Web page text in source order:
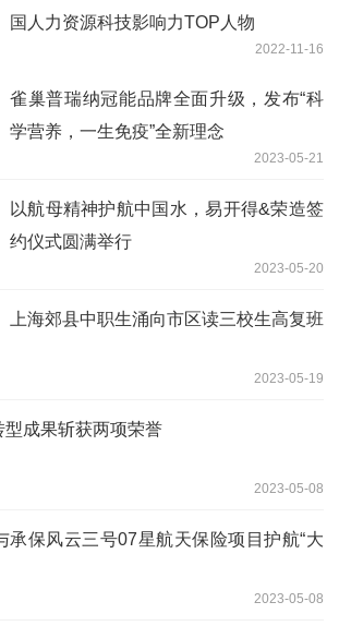
国人力资源科技影响力TOP人物
2022-11-16
雀巢普瑞纳冠能品牌全面升级，发布“科
学营养，一生免疫”全新理念
2023-05-21
以航母精神护航中国水，易开得&荣造签
约仪式圆满举行
2023-05-20
上海郊县中职生涌向市区读三校生高复班
2023-05-19
成果斩获两项荣誉
2023-05-08
承保风云三号07星航天保险项目护航“大
2023-05-08